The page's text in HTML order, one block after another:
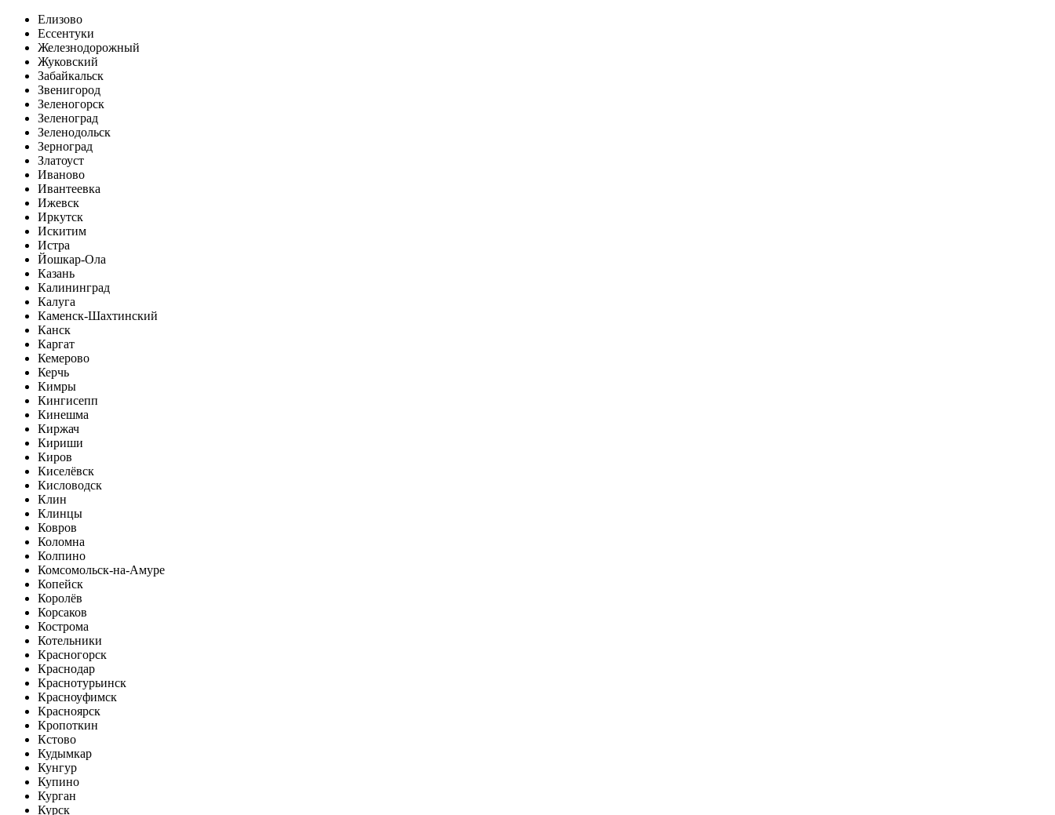
Елизово
Ессентуки
Железнодорожный
Жуковский
Забайкальск
Звенигород
Зеленогорск
Зеленоград
Зеленодольск
Зерноград
Златоуст
Иваново
Ивантеевка
Ижевск
Иркутск
Искитим
Истра
Йошкар-Ола
Казань
Калининград
Калуга
Каменск-Шахтинский
Канск
Каргат
Кемерово
Керчь
Кимры
Кингисепп
Кинешма
Киржач
Кириши
Киров
Киселёвск
Кисловодск
Клин
Клинцы
Ковров
Коломна
Колпино
Комсомольск-на-Амуре
Копейск
Королёв
Корсаков
Кострома
Котельники
Красногорск
Краснодар
Краснотурьинск
Красноуфимск
Красноярск
Кропоткин
Кстово
Кудымкар
Кунгур
Купино
Курган
Курск